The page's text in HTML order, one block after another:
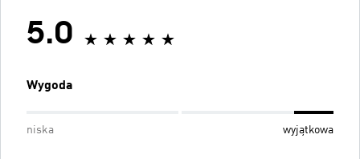
5.0
Wygoda
niska wyjątkowa